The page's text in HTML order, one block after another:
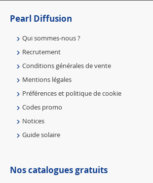
Pearl Diffusion
Qui sommes-nous ?
Recrutement
Conditions générales de vente
Mentions légales
Préférences et politique de cookie
Codes promo
Notices
Guide solaire
Nos catalogues gratuits